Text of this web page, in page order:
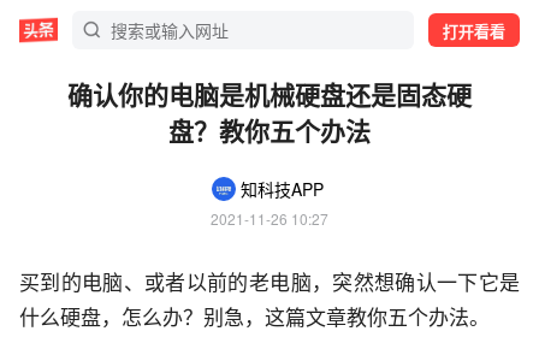
打开看看
确认你的电脑是机械硬盘还是固态硬
盘？教你五个办法
知科技APP
2021-11-26 10:27
买到的电脑、或者以前的老电脑，突然想确认一下它是
什么硬盘，怎么办？别急，这篇文章教你五个办法。